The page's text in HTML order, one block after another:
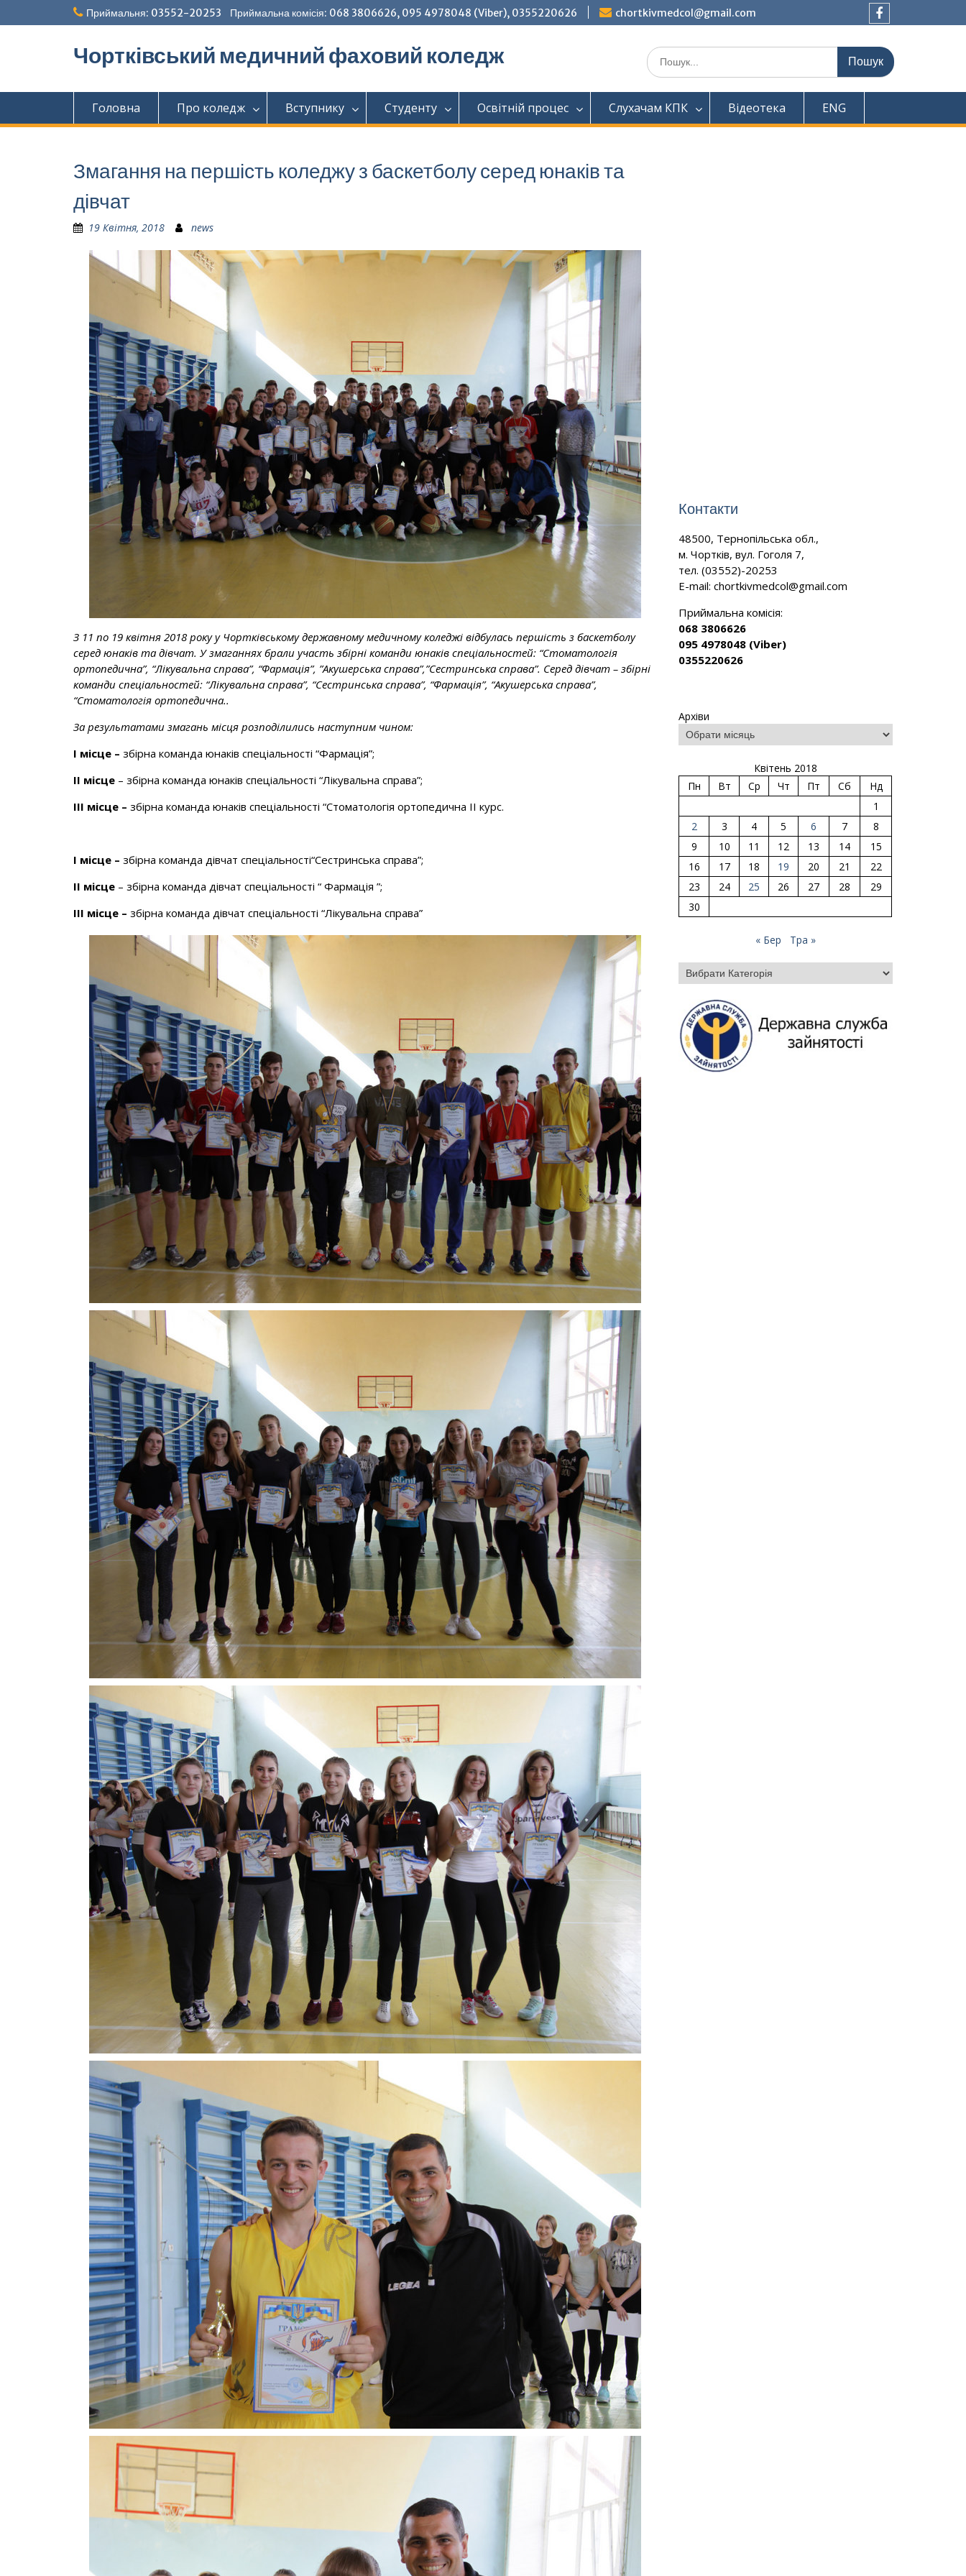
до
Приймальня: 03552-20253 Приймальна комісія: 068 3806626, 095 4978048 (Viber), 0355220626
chortkivmedcol@gmail.com
Чортківський медичний фаховий коледж Шукати:
Головна Про коледж Вступнику Студенту Освітній процес Слухачам КПК Відеотека ENG
Змагання на першість коледжу з баскетболу серед юнаків та
дівчат
19 Квітня, 2018 news
З 11 по 19 квітня 2018 року у Чортківському державному медичному коледжі відбулась першість з баскетболу
серед юнаків та дівчат. У змаганнях брали участь збірні команди юнаків спеціальностей: “Стоматологія
ортопедична”, “Лікувальна справа”, “Фармація”, ”Акушерська справа”,”Сестринська справа”. Серед дівчат – збірні
команди спеціальностей: “Лікувальна справа”, “Сестринська справа”, “Фармація”, “Акушерська справа”,
“Стоматологія ортопедична..
За результатами змагань місця розподілились наступним чином:
І місце – збірна команда юнаків спеціальності “Фармація”;
ІІ місце – збірна команда юнаків спеціальності “Лікувальна справа”;
ІІІ місце – збірна команда юнаків спеціальності “Стоматологія ортопедична II курс.
І місце – збірна команда дівчат спеціальності“Сестринська справа”;
ІІ місце – збірна команда дівчат спеціальності “ Фармація ”;
ІІІ місце – збірна команда дівчат спеціальності “Лікувальна справа”
Контакти
48500, Тернопільська обл.,
м. Чортків, вул. Гоголя 7,
тел. (03552)-20253
E-mail:chortkivmedcol@gmail.com
Приймальна комісія:
068 3806626
095 4978048 (Viber)
0355220626
Архіви
Квітень 2018
Пн
Вт Ср Чт Пт Сб
Нд
1
2
3 4 5 6 7
8
9
10 11 12 13 14
15
16
17 18 19 20 21
22
23
24 25 26 27 28
29
30
« Бер Тра »
Категорії